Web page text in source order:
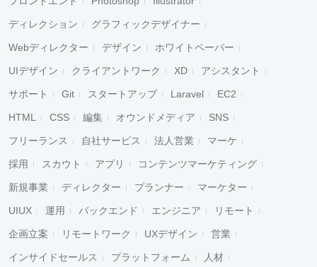
ディレクション グラフィックデザイナー
Webディレクター デザイン ホワイトペーパー
UIデザイン クライアントワーク XD アシスタント
サポート Git スタートアップ Laravel EC2
HTML CSS 編集 オウンドメディア SNS
フリーランス 自社サービス 法人営業 マーケ
採用 スカウト アプリ コンテンツマーケティング
新規事業 ディレクター プランナー マーケター
UIUX 運用 バックエンド エンジニア リモート
企画立案 リモートワーク UXデザイン 営業
インサイドセールス プラットフォーム 人材